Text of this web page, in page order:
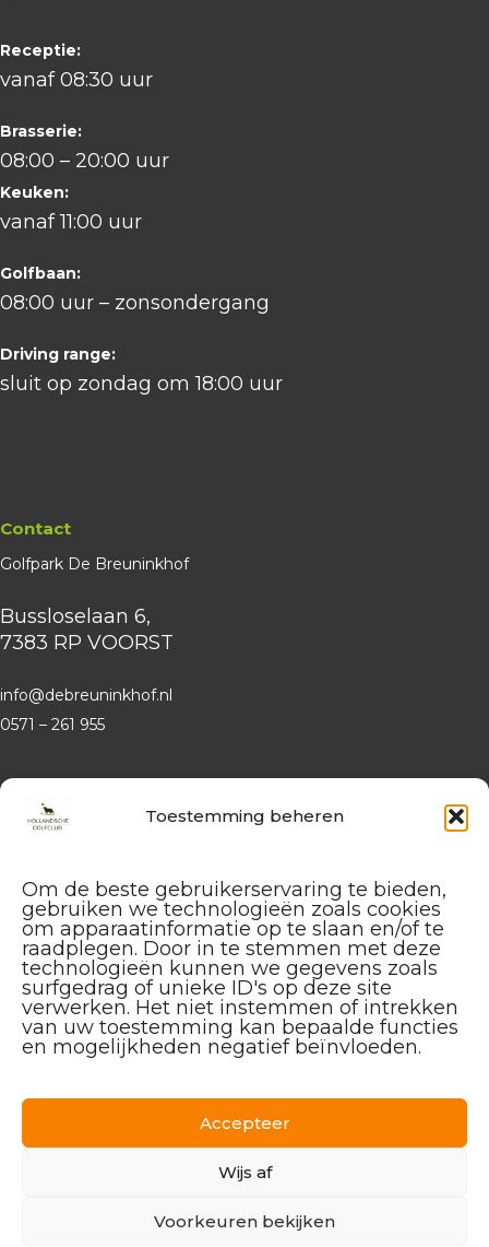
Toestemming beheren
Om de beste gebruikerservaring te bieden,
gebruiken we technologieën zoals cookies
om apparaatinformatie op te slaan en/of te
raadplegen. Door in te stemmen met deze
technologieën kunnen we gegevens zoals
surfgedrag of unieke ID's op deze site
verwerken. Het niet instemmen of intrekken
van uw toestemming kan bepaalde functies
en mogelijkheden negatief beïnvloeden.
Accepteer
Wijs af
Voorkeuren bekijken
Receptie:
vanaf 08:30 uur
Brasserie:
08:00 – 20:00 uur
Keuken:
vanaf 11:00 uur
Golfbaan:
08:00 uur – zonsondergang
Driving range:
sluit op zondag om 18:00 uur
Contact
Golfpark De Breuninkhof
Bussloselaan 6,
7383 RP VOORST
info@debreuninkhof.nl
0571 – 261 955
Website
service@hollandschegolfclub.nl
Vragen aan deGolfschool
over Golfstart, Themalessen, etc.
golfstart@hollandschegolfclub.nl
Vragen aanSales & Events
085 – 44 44 455
Handicap of Golfregels